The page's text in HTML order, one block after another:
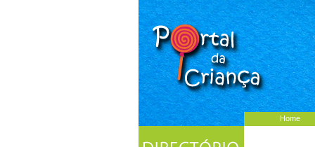
Home